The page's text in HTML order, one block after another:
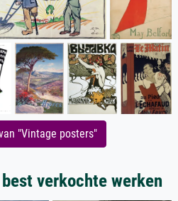
"Vintage posters"
verkochte werken